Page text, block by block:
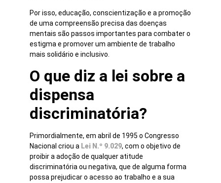
Por isso, educação, conscientização e a promoção
de uma compreensão precisa das doenças
mentais são passos importantes para combater o
estigma e promover um ambiente de trabalho
mais solidário e inclusivo.
O que diz a lei sobre a
dispensa
discriminatória?
Primordialmente, em abril de 1995 o Congresso
Nacional criou a Lei N.º 9.029, com o objetivo de
proibir a adoção de qualquer atitude
discriminatória ou negativa, que de alguma forma
possa prejudicar o acesso ao trabalho e a sua